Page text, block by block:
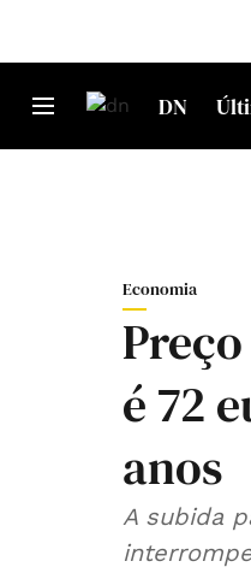
DN
Economia
é 72
anos
A subida